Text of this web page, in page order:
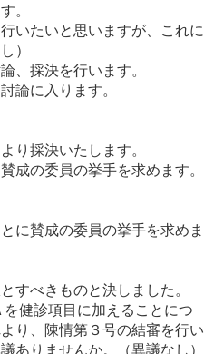
。
いたいと思いますが、これに
）
、採決を行います。
論に入ります。
り採決いたします。
成の委員の挙手を求めます。
に賛成の委員の挙手を求めま
すべきものと決しました。
健診項目に加えることにつ
り、陳情第３号の結審を行い
ありませんか。（異議なし）